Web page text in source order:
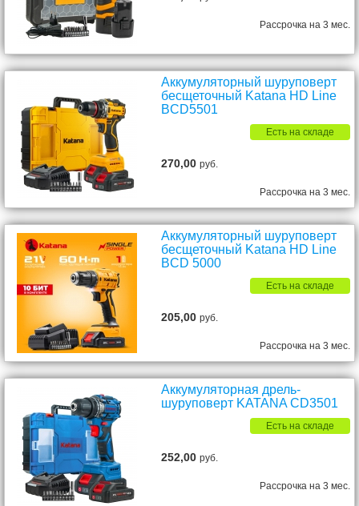
Рассрочка на 3 мес.
Аккумуляторный шуруповерт
бесщеточный Katana HD Line
BCD5501
Есть на складе
270,00руб.
Рассрочка на 3 мес.
Аккумуляторный шуруповерт
бесщеточный Katana HD Line
BCD 5000
Есть на складе
205,00руб.
Рассрочка на 3 мес.
Аккумуляторная дрель-
шуруповерт KATANA CD3501
Есть на складе
252,00руб.
Рассрочка на 3 мес.